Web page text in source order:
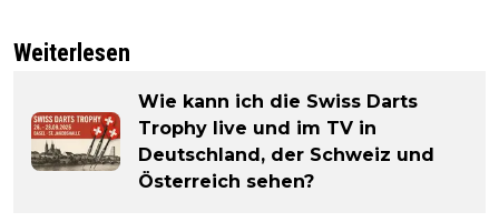
Weiterlesen
Wie kann ich die Swiss Darts
Trophy live und im TV in
Deutschland, der Schweiz und
Österreich sehen?